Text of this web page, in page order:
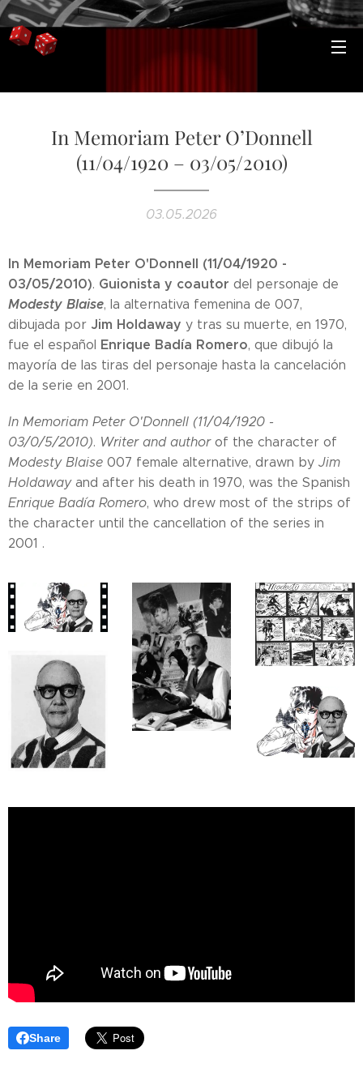
In Memoriam Peter O’Donnell
(11/04/1920 – 03/05/2010)
03.05.2026
In Memoriam Peter O'Donnell (11/04/1920 -
03/05/2010). Guionista y coautor del personaje de
Modesty Blaise, la alternativa femenina de 007,
dibujada por Jim Holdaway y tras su muerte, en 1970,
fue el español Enrique Badía Romero, que dibujó la
mayoría de las tiras del personaje hasta la cancelación
de la serie en 2001.
In Memoriam Peter O'Donnell (11/04/1920 -
03/0/5/2010). Writer and authorof the character of
Modesty Blaise 007 female alternative, drawn by Jim
Holdawayand after his death in 1970, was the Spanish
Enrique Badía Romero, who drew most of the strips of
the character until the cancellation of the series in
2001 .
Share